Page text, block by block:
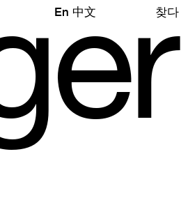
er
찾다
En 中文